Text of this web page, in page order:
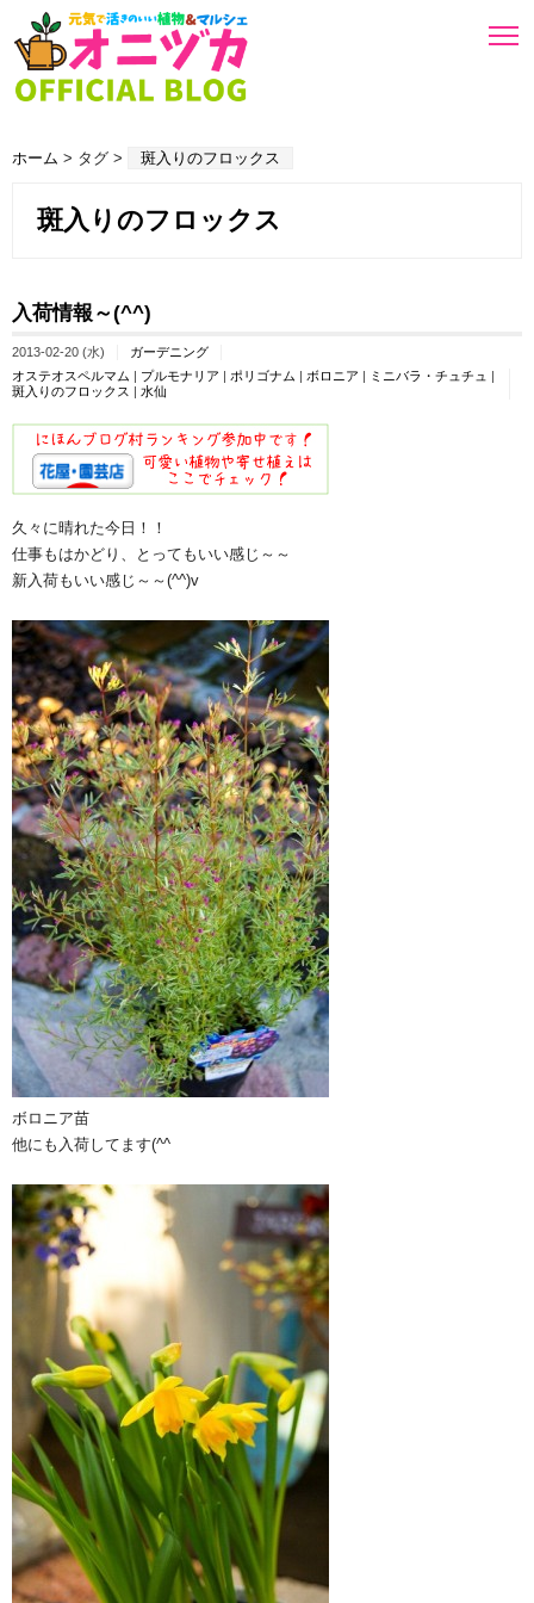
ホーム > タグ > 斑入りのフロックス
斑入りのフロックス
入荷情報～(^^)
2013-02-20 (水)
ガーデニング
オステオスペルマム | プルモナリア | ポリゴナム | ボロニア | ミニバラ・チュチュ |
斑入りのフロックス | 水仙
久々に晴れた今日！！
仕事もはかどり、とってもいい感じ～～
新入荷もいい感じ～～(^^)v
ボロニア苗
他にも入荷してます(^^ゞ